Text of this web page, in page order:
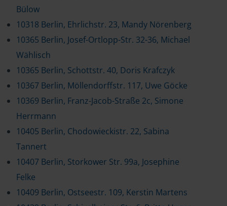
Bülow
10318 Berlin, Ehrlichstr. 23, Mandy Nörenberg
10365 Berlin, Josef-Ortlopp-Str. 32-36, Michael
Wählisch
10365 Berlin, Schottstr. 40, Doris Krafczyk
10367 Berlin, Möllendorffstr. 117, Uwe Göcke
10369 Berlin, Franz-Jacob-Straße 2c, Simone
Herrmann
10405 Berlin, Chodowieckistr. 22, Sabina
Tannert
10407 Berlin, Storkower Str. 99a, Josephine
Felke
10409 Berlin, Ostseestr. 109, Kerstin Martens